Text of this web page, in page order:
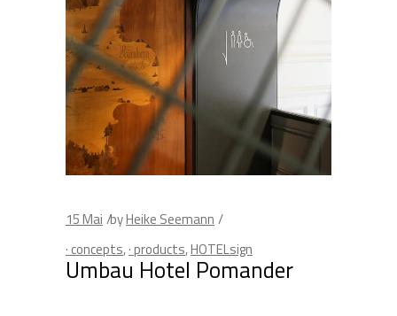
15Mai byHeike Seemann
· concepts,· products,HOTELsign
Umbau Hotel Pomander